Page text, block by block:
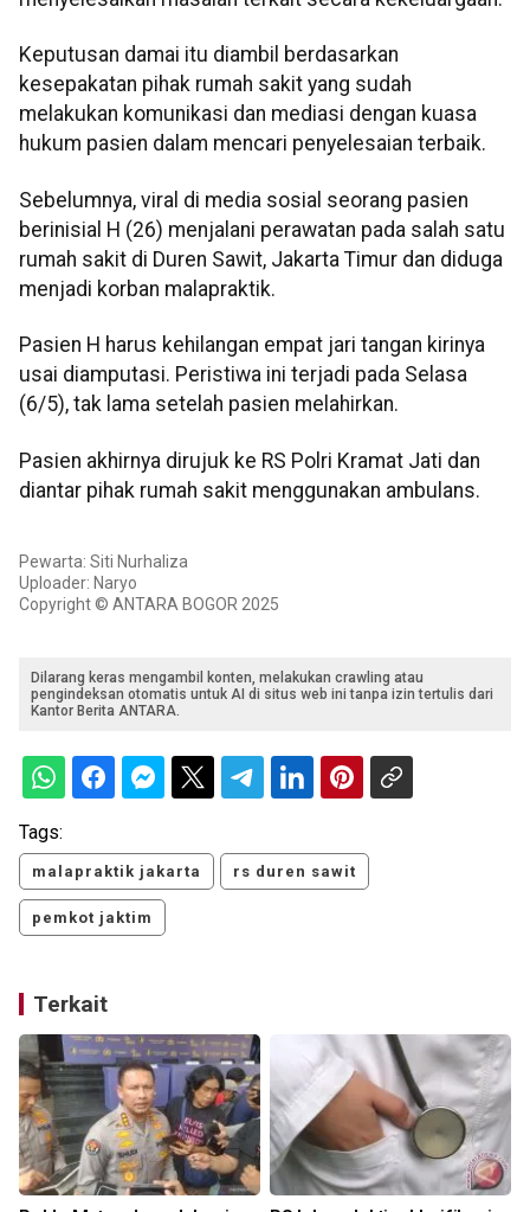
Keputusan damai itu diambil berdasarkan
kesepakatan pihak rumah sakit yang sudah
melakukan komunikasi dan mediasi dengan kuasa
hukum pasien dalam mencari penyelesaian terbaik.
Sebelumnya, viral di media sosial seorang pasien
berinisial H (26) menjalani perawatan pada salah satu
rumah sakit di Duren Sawit, Jakarta Timur dan diduga
menjadi korban malapraktik.
Pasien H harus kehilangan empat jari tangan kirinya
usai diamputasi. Peristiwa ini terjadi pada Selasa
(6/5), tak lama setelah pasien melahirkan.
Pasien akhirnya dirujuk ke RS Polri Kramat Jati dan
diantar pihak rumah sakit menggunakan ambulans.
Pewarta: Siti Nurhaliza
Uploader: Naryo
Copyright © ANTARA BOGOR 2025
Dilarang keras mengambil konten, melakukan crawling atau
pengindeksan otomatis untuk AI di situs web ini tanpa izin tertulis dari
Kantor Berita ANTARA.
Tags:
malapraktik jakarta rs duren sawit
pemkot jaktim
Terkait